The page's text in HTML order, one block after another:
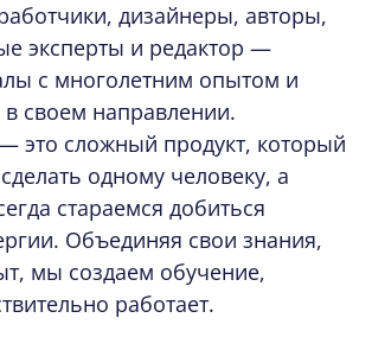
дизайнеры, авторы,
эксперты и редактор —
с многолетним опытом и
своем направлении.
это сложный продукт, который
одному человеку, а
стараемся добиться
Объединяя свои знания,
мы создаем обучение,
работает.